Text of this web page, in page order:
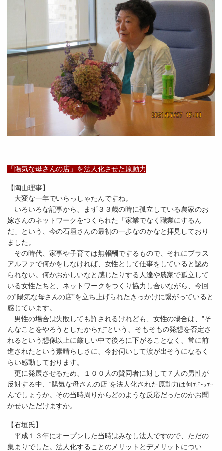
「陽気な母さんの店」を法人化させた原動力
【陶山理事】
大変な一年でいらっしゃたんですね。
いろいろな記事から、まず３３歳の時に孤立している農家のお
嫁さんのネットワークをつくられた「家業でなく職業にするん
だ」という、今の石垣さんの最初の一歩なのかなと拝見しており
ました。
その時代、家事や子育ては無報酬でするもので、それにプラス
アルファで何かをしなければ、女性として仕事をしていると認め
られない。何かおかしいなと感じたりする人達や農家で孤立して
いる女性たちと、ネットワークをつくり協力し合いながら、今回
の‟陽気な母さんの店”を立ち上げられたきっかけに繋がっていると
感じています。
男性の場合は失敗しても許されるけれども、女性の場合は、‟そ
んなことをやろうとしたからだ”という、そもそもの発想を否定さ
れるという想像以上に厳しい中で後ろに下がることなく、常に前
進されたという素晴らしさに、今お伺いして涙が出そうになるく
らい感動しております。
更に発展させるため、１００人の賛同者に対して７人の男性が
反対する中、‟陽気な母さんの店”を法人化された原動力は何だった
んでしょうか。その当時周りからどのような反応だったのかお聞
かせいただけますか。
【石垣氏】
平成１３年にオープンした当時はみなし法人ですので、ただの
集まりでした。法人化することのメリットとデメリットについ